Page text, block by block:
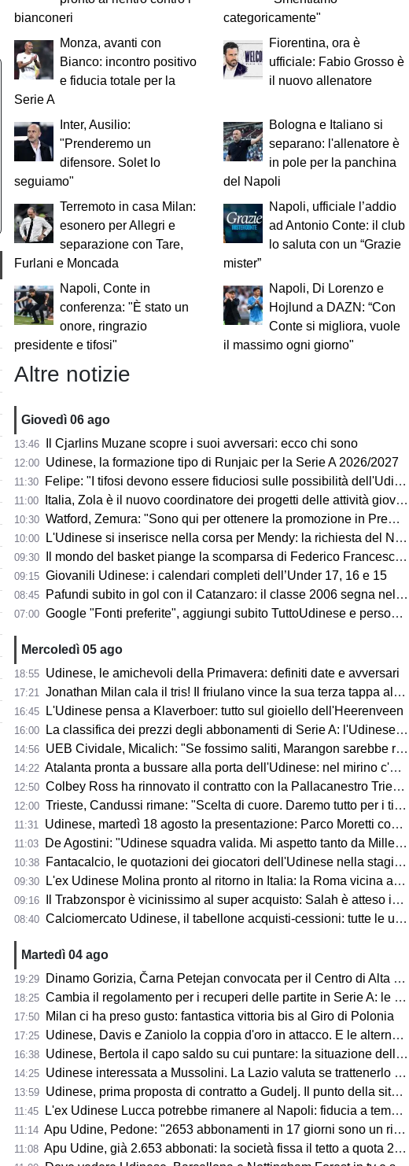
bianconeri
categoricamente"
Monza, avanti con
Bianco: incontro positivo
e fiducia totale per la
Serie A
Fiorentina, ora è
ufficiale: Fabio Grosso è
il nuovo allenatore
Inter, Ausilio:
"Prenderemo un
difensore. Solet lo
seguiamo"
Bologna e Italiano si
separano: l'allenatore è
in pole per la panchina
del Napoli
Terremoto in casa Milan:
esonero per Allegri e
separazione con Tare,
Furlani e Moncada
Napoli, ufficiale l’addio
ad Antonio Conte: il club
lo saluta con un “Grazie
mister”
Napoli, Conte in
conferenza: "È stato un
onore, ringrazio
presidente e tifosi"
Napoli, Di Lorenzo e
Hojlund a DAZN: “Con
Conte si migliora, vuole
il massimo ogni giorno"
Altre notizie
Giovedì 06 ago
13:46 Il Cjarlins Muzane scopre i suoi avversari: ecco chi sono
12:00 Udinese, la formazione tipo di Runjaic per la Serie A 2026/2027
11:30 Felipe: "I tifosi devono essere fiduciosi sulle possibilità dell'Udinese, Runjaic ha la squadra in mano"
11:00 Italia, Zola è il nuovo coordinatore dei progetti delle attività giovanili
10:30 Watford, Zemura: "Sono qui per ottenere la promozione in Premier League"
10:00 L'Udinese si inserisce nella corsa per Mendy: la richiesta del Nizza per il difensore
09:30 Il mondo del basket piange la scomparsa di Federico Franceschin: il cordoglio della Pallacanestro Trieste
09:15 Giovanili Udinese: i calendari completi dell’Under 17, 16 e 15
08:45 Pafundi subito in gol con il Catanzaro: il classe 2006 segna nell'amichevole contro il Giugliano
07:00 Google "Fonti preferite", aggiungi subito TuttoUdinese e personalizza le tue notizie
Mercoledì 05 ago
18:55 Udinese, le amichevoli della Primavera: definiti date e avversari
17:21 Jonathan Milan cala il tris! Il friulano vince la sua terza tappa al Tour de Pologne
16:45 L'Udinese pensa a Klaverboer: tutto sul gioiello dell'Heerenveen
16:00 La classifica dei prezzi degli abbonamenti di Serie A: l'Udinese vanta un primato
14:56 UEB Cividale, Micalich: "Se fossimo saliti, Marangon sarebbe rimasto e avrei fatto giocare gli italiani"
14:22 Atalanta pronta a bussare alla porta dell'Udinese: nel mirino c'è Kristensen
12:50 Colbey Ross ha rinnovato il contratto con la Pallacanestro Trieste
12:00 Trieste, Candussi rimane: "Scelta di cuore. Daremo tutto per i tifosi"
11:31 Udinese, martedì 18 agosto la presentazione: Parco Moretti come location
11:03 De Agostini: "Udinese squadra valida. Mi aspetto tanto da Miller e Ekkelenkamp "
10:38 Fantacalcio, le quotazioni dei giocatori dell'Udinese nella stagione 2026/27
09:30 L'ex Udinese Molina pronto al ritorno in Italia: la Roma vicina all'acquisto
09:16 Il Trabzonspor è vicinissimo al super acquisto: Salah è atteso in Turchia
08:40 Calciomercato Udinese, il tabellone acquisti-cessioni: tutte le ufficialità
Martedì 04 ago
19:29 Dinamo Gorizia, Čarna Petejan convocata per il Centro di Alta Specializzazione del Comitato Regionale Fvg
18:25 Cambia il regolamento per i recuperi delle partite in Serie A: le novità
17:50 Milan ci ha preso gusto: fantastica vittoria bis al Giro di Polonia
17:25 Udinese, Davis e Zaniolo la coppia d'oro in attacco. E le alternative?
16:38 Udinese, Bertola il capo saldo su cui puntare: la situazione della difesa
14:25 Udinese interessata a Mussolini. La Lazio valuta se trattenerlo o cederlo
13:59 Udinese, prima proposta di contratto a Gudelj. Il punto della situazione
11:45 L'ex Udinese Lucca potrebbe rimanere al Napoli: fiducia a tempo della società
11:14 Apu Udine, Pedone: "2653 abbonamenti in 17 giorni sono un risultato straordinario"
11:08 Apu Udine, già 2.653 abbonati: la società fissa il tetto a quota 2.800 per garantire posti anche ai tifosi non abbonati